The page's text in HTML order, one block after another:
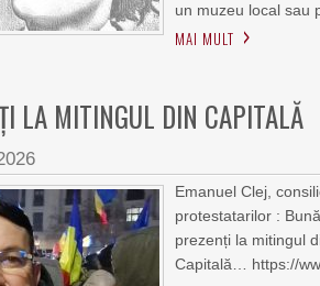
un muzeu local sau
MAI MULT
LA MITINGUL DIN CAPITALĂ
Emanuel Clej,
protestatarilor :
prezenți la mitingul
Capitală… https://